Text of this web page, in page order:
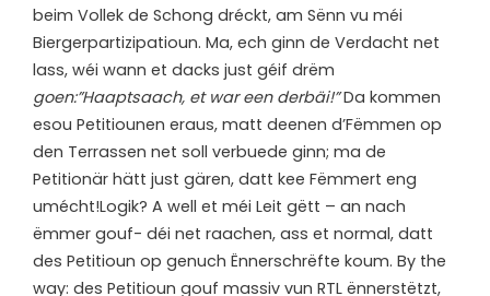
beim Vollek de Schong dréckt, am Sënn vu méi
Biergerpartizipatioun. Ma, ech ginn de Verdacht net
lass, wéi wann et dacks just géif drëm
goen:”Haaptsaach, et war een derbäi!”Da kommen
esou Petitiounen eraus, matt deenen d’Fëmmen op
den Terrassen net soll verbuede ginn; ma de
Petitionär hätt just gären, datt kee Fëmmert eng
umécht!Logik? A well et méi Leit gëtt – an nach
ëmmer gouf- déi net raachen, ass et normal, datt
des Petitioun op genuch Ënnerschrëfte koum. By the
way: des Petitioun gouf massiv vun RTL ënnerstëtzt,